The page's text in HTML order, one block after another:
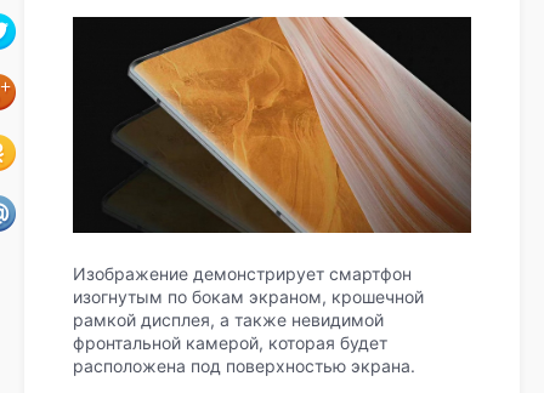
Изображение демонстрирует смартфон
изогнутым по бокам экраном, крошечной
рамкой дисплея, а также невидимой
фронтальной камерой, которая будет
расположена под поверхностью экрана.